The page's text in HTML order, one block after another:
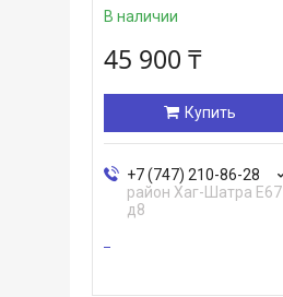
В наличии
45 900 ₸
Купить
+7 (747) 210-86-28
район Хаг-Шатра Е67
д8